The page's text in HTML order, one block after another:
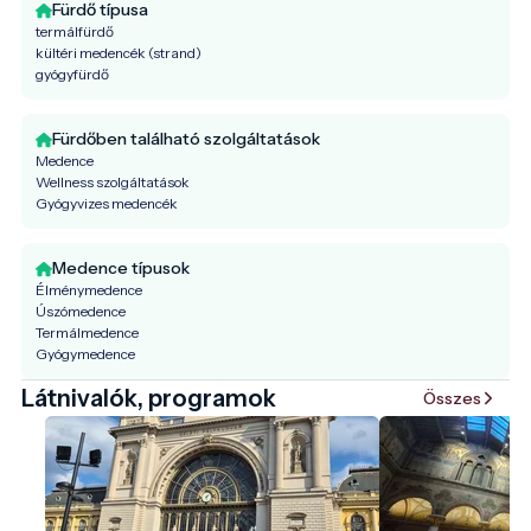
Fürdő típusa
termálfürdő
kültéri medencék (strand)
gyógyfürdő
Fürdőben található szolgáltatások
Medence
Wellness szolgáltatások
Gyógyvizes medencék
Medence típusok
Élménymedence
Úszómedence
Termálmedence
Gyógymedence
Látnivalók, programok Összes